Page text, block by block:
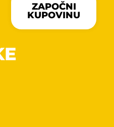
ZAPOČNI
KUPOVINU